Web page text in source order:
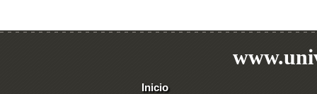
Inicio